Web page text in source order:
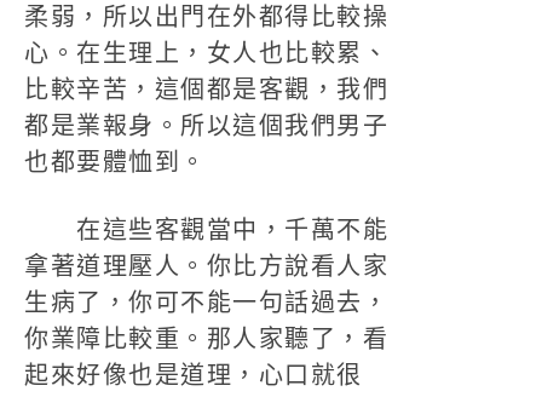
柔弱，所以出門在外都得比較操
心。在生理上，女人也比較累、
比較辛苦，這個都是客觀，我們
都是業報身。所以這個我們男子
也都要體恤到。
在這些客觀當中，千萬不能
拿著道理壓人。你比方說看人家
生病了，你可不能一句話過去，
你業障比較重。那人家聽了，看
起來好像也是道理，心口就很